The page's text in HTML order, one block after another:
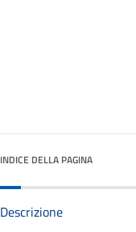
INDICE DELLA PAGINA
Descrizione